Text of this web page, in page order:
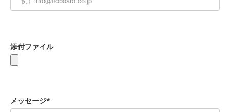
添付ファイル
メッセージ*